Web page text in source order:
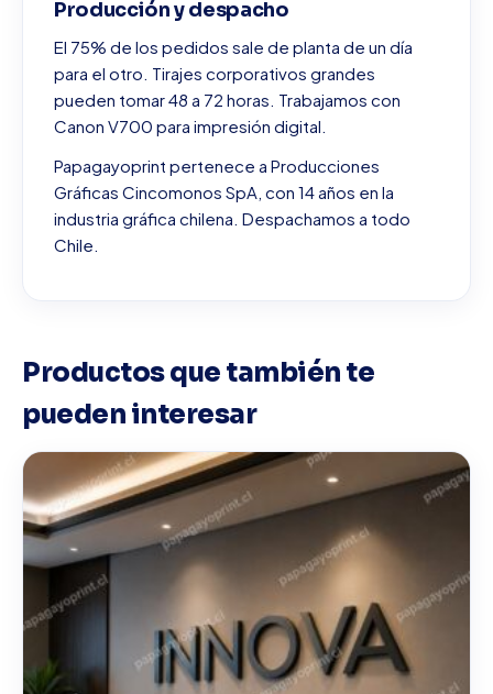
Producción y despacho
El 75% de los pedidos sale de planta de un día
para el otro. Tirajes corporativos grandes
pueden tomar 48 a 72 horas. Trabajamos con
Canon V700 para impresión digital.
Papagayoprint pertenece a Producciones
Gráficas Cincomonos SpA, con 14 años en la
industria gráfica chilena. Despachamos a todo
Chile.
Productos que también te
pueden interesar